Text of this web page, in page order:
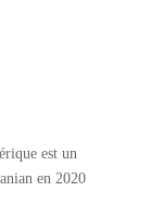
est un
en 2020